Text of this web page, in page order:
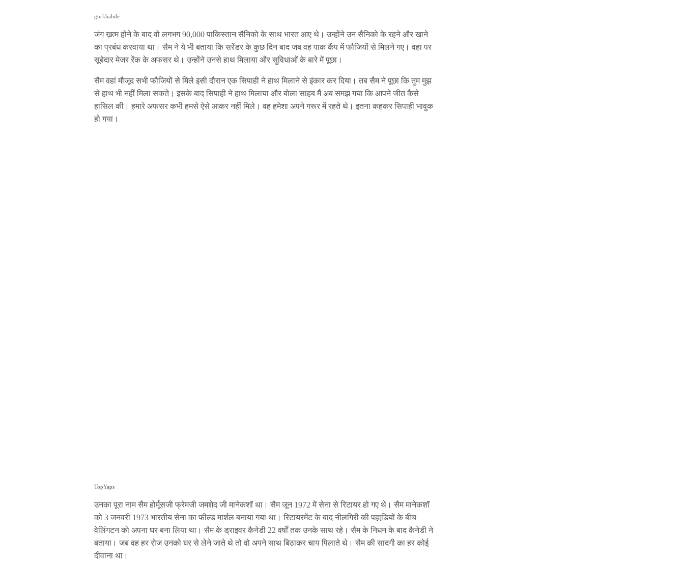
gurkhabde
जंग ख़त्म होने के बाद वो लगभग 90,000 पाकिस्तान सैनिको के साथ भारत आए थे। उन्होंने उन सैनिको के रहने और खाने
का प्रबंध करवाया था। सैम ने ये भी बताया कि सरेंडर के कुछ दिन बाद जब वह पाक कैंप में फौजियों से मिलने गए। वहा पर
सूबेदार मेजर रेंक के अफसर थे। उन्होंने उनसे हाथ मिलाया और सुविधाओं के बारे में पूछा।
सैम वहां मौजूद सभी फौजियों से मिले इसी दौरान एक सिपाही ने हाथ मिलाने से इंकार कर दिया। तब सैम ने पूछा कि तुम मुझ
से हाथ भी नहीं मिला सकते। इसके बाद सिपाही ने हाथ मिलाया और बोला साहब मैं अब समझ गया कि आपने जीत कैसे
हासिल की। हमारे अफसर कभी हमसे ऐसे आकर नहीं मिले। वह हमेशा अपने गरूर में रहते थे। इतना कहकर सिपाही भावुक
हो गया।
TopYaps
उनका पूरा नाम सैम होर्मूसजी फ्रेमजी जमशेद जी मानेकशॉ था। सैम जून 1972 में सेना से रिटायर हो गए थे। सैम मानेकशॉ
को 3 जनवरी 1973 भारतीय सेना का फील्‍ड मार्शल बनाया गया था। रिटायरमेंट के बाद नीलगिरी की पहाडि़यों के बीच
वेलिंगटन को अपना घर बना लिया था। सैम के ड्राइवर कैनेडी 22 वर्षों तक उनके साथ रहे। सैम के निधन के बाद कैनेडी ने
बताया। जब वह हर रोज उनको घर से लेने जाते थे तो वो अपने साथ बिठाकर चाय पिलाते थे। सैम की सादगी का हर कोई
दीवाना था।